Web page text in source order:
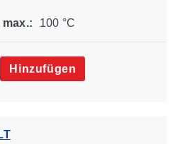
100 °C
Hinzufügen